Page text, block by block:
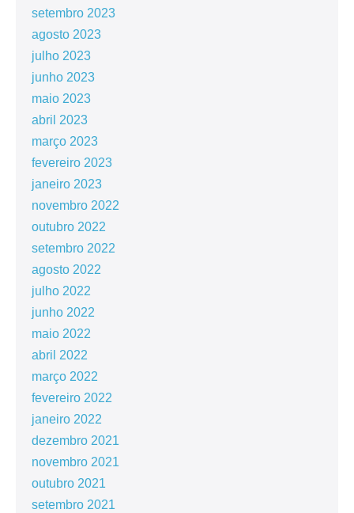
setembro 2023
agosto 2023
julho 2023
junho 2023
maio 2023
abril 2023
março 2023
fevereiro 2023
janeiro 2023
novembro 2022
outubro 2022
setembro 2022
agosto 2022
julho 2022
junho 2022
maio 2022
abril 2022
março 2022
fevereiro 2022
janeiro 2022
dezembro 2021
novembro 2021
outubro 2021
setembro 2021